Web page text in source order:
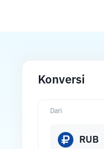
Konversi
Dari
RUB